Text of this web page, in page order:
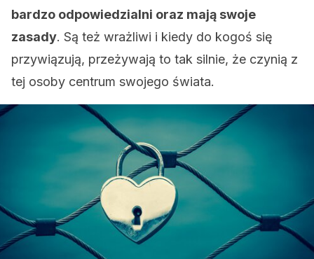
bardzo odpowiedzialni oraz mają swoje
zasady. Są też wrażliwi i kiedy do kogoś się
przywiązują, przeżywają to tak silnie, że czynią z
tej osoby centrum swojego świata.